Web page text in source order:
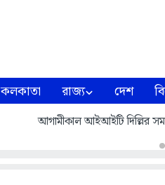
কলকাতা রাজ্য দেশ
আগামীকাল আইআইটি দিল্লির